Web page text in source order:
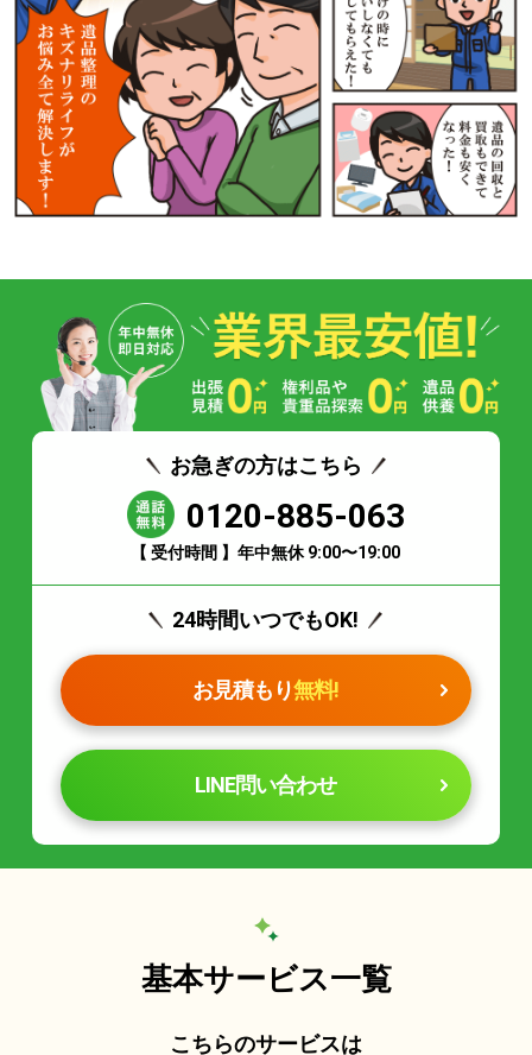
お急ぎの方はこちら
0120-885-063
【 受付時間 】年中無休 9:00〜19:00
24時間いつでもOK!
お見積もり無料!
LINE問い合わせ
基本サービス一覧
こちらのサービスは